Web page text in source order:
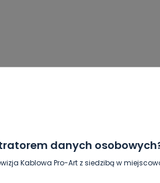
danych
Kablowa Pro-Art z siedzibą w